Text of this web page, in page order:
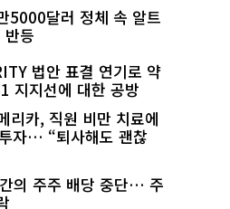
5000달러 정체 속 알트
반등
법안 표결 연기로 약
지지선에 대한 공방
리카, 직원 비만 치료에
자… “퇴사해도 괜찮
의 주주 배당 중단… 주